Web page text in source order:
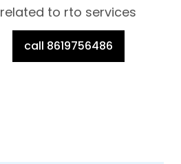
related to rto services
call 8619756486